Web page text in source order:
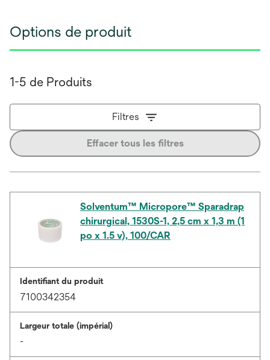
Options de produit
1-5 de Produits
Filtres
Effacer tous les filtres
Solventum™ Micropore™ Sparadrap
chirurgical, 1530S-1, 2,5 cm x 1,3 m (1
po x 1.5 v), 100/CAR
Identifiant du produit
7100342354
Largeur totale (impérial)
-